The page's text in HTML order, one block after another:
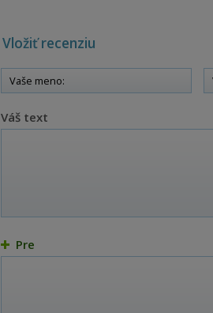
Vložiť recenziu
Váš text
Pre